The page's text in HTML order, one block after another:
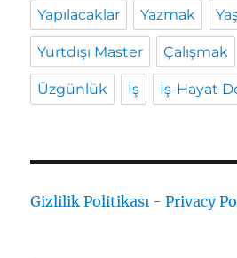
Yapılacaklar Yazmak
Yurtdışı Master Çalışmak
Üzgünlük İş İş-Hayat
Gizlilik Politikası - Privacy